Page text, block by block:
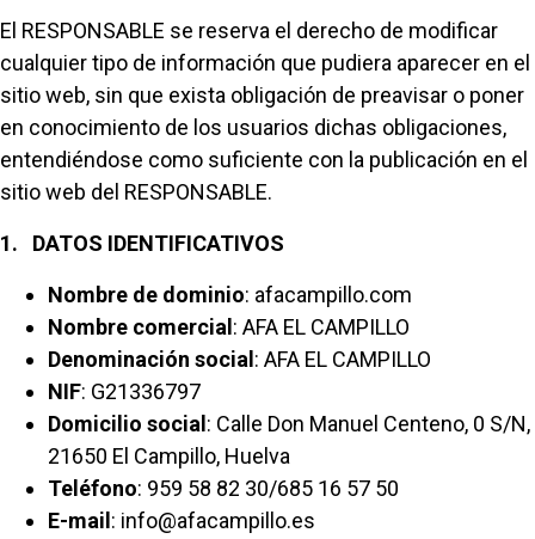
El RESPONSABLE se reserva el derecho de modificar
cualquier tipo de información que pudiera aparecer en el
sitio web, sin que exista obligación de preavisar o poner
en conocimiento de los usuarios dichas obligaciones,
entendiéndose como suficiente con la publicación en el
sitio web del RESPONSABLE.
1. DATOS IDENTIFICATIVOS
Nombre de dominio: afacampillo.com
Nombre comercial : AFA EL CAMPILLO
Denominación social : AFA EL CAMPILLO
NIF: G21336797
Domicilio social : Calle Don Manuel Centeno, 0 S/N,
21650 El Campillo, Huelva
Teléfono: 959 58 82 30/685 16 57 50
E-mail : info@afacampillo.es